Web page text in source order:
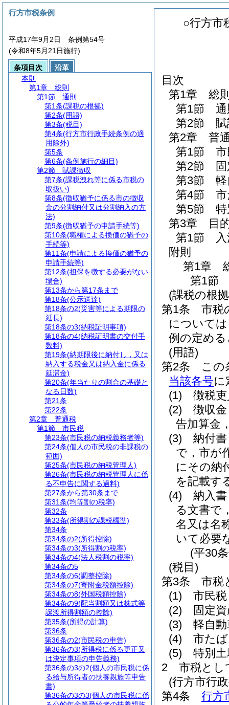
○行方市
目次
第1章
総
第1節
第2節
第2章
普
第1節
第2節
第3節
第4節
第5節
第3章
目
第1節
附則
第1章
第1節
(課税の根
第1条
市税
について
例の定め
(用語)
第2条
この
当該各号に
(1)
徴税
(2)
徴収
告加算金
(3)
納付
で，市が
にその納
を記載す
(4)
納入
る文書で
名又は名
いて必要
(平30
(税目)
第3条
市税
(1)
市民税
(2)
固定
(3)
軽自
(4)
市た
(5)
特別
2
市税とし
(行方市行
第4条
行方
行方市税条例
平成17年9月2日 条例第54号
(令和8年5月21日施行)
条項目次
沿革
本則
第1章
総則
第1節
通則
第1条(課税の根拠)
第2条(用語)
第3条(税目)
第4条(行方市行政手続条例の適
用除外)
第5条
第6条(条例施行の細目)
第2節
賦課徴収
第7条(課税洩れ等に係る市税の
取扱い)
第8条(徴収猶予に係る市の徴収
金の分割納付又は分割納入の方
法)
第9条(徴収猶予の申請手続等)
第10条(職権による換価の猶予の
手続等)
第11条(申請による換価の猶予の
申請手続等)
第12条(担保を徴する必要がない
場合)
第13条から第17条まで
第18条(公示送達)
第18条の2(災害等による期限の
延長)
第18条の3(納税証明事項)
第18条の4(納税証明書の交付手
数料)
第19条(納期限後に納付し，又は
納入する税金又は納入金に係る
延滞金)
第20条(年当たりの割合の基礎と
なる日数)
第21条
第22条
第2章
普通税
第1節
市民税
第23条(市民税の納税義務者等)
第24条(個人の市民税の非課税の
範囲)
第25条(市民税の納税管理人)
第26条(市民税の納税管理人に係
る不申告に関する過料)
第27条から第30条まで
第31条(均等割の税率)
第32条
第33条(所得割の課税標準)
第34条
第34条の2(所得控除)
第34条の3(所得割の税率)
第34条の4(法人税割の税率)
第34条の5
第34条の6(調整控除)
第34条の7(寄附金税額控除)
第34条の8(外国税額控除)
第34条の9(配当割額又は株式等
譲渡所得割額の控除)
第35条(所得の計算)
第36条
第36条の2(市民税の申告)
第36条の3(所得税に係る更正又
は決定事項の申告義務)
第36条の3の2(個人の市民税に係
る給与所得者の扶養親族等申告
書)
第36条の3の3(個人の市民税に係